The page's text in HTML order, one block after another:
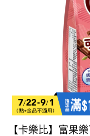
【卡樂比】富果